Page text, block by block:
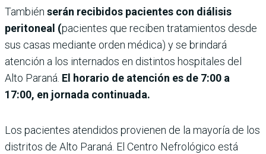
También serán recibidos pacientes con diálisis
peritoneal (pacientes que reciben tratamientos desde
sus casas mediante orden médica) y se brindará
atención a los internados en distintos hospitales del
Alto Paraná. El horario de atención es de 7:00 a
17:00, en jornada continuada.
Los pacientes atendidos provienen de la mayoría de los
distritos de Alto Paraná. El Centro Nefrológico está